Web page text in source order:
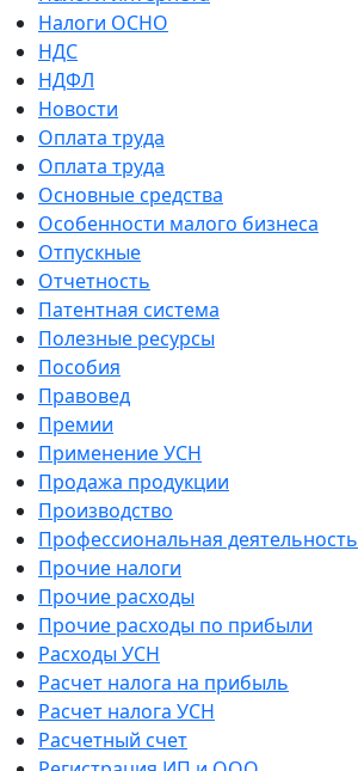
Налоги ОСНО
НДС
НДФЛ
Новости
Оплата труда
Оплата труда
Основные средства
Особенности малого бизнеса
Отпускные
Отчетность
Патентная система
Полезные ресурсы
Пособия
Правовед
Премии
Применение УСН
Продажа продукции
Производство
Профессиональная деятельность
Прочие налоги
Прочие расходы
Прочие расходы по прибыли
Расходы УСН
Расчет налога на прибыль
Расчет налога УСН
Расчетный счет